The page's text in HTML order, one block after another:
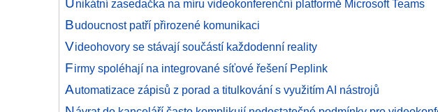
nikátní zasedačka na míru videokonferenční platformě Microsoft Teams
Budoucnost patří přirozené komunikaci
Videohovory se stávají součástí každodenní reality
Firmy spoléhají na integrované síťové řešení Peplink
Automatizace zápisů z porad a titulkování s využitím AI nástrojů